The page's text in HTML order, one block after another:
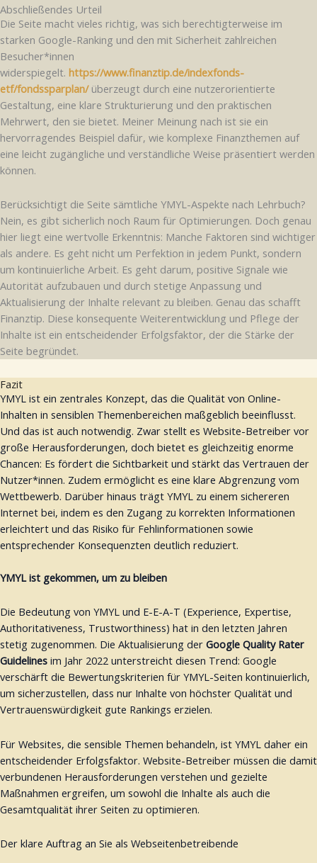
Abschließendes Urteil
Die Seite macht vieles richtig, was sich berechtigterweise im
starken Google-Ranking und den mit Sicherheit zahlreichen
Besucher*innen
widerspiegelt. https://www.finanztip.de/indexfonds-
etf/fondssparplan/überzeugt durch eine nutzerorientierte
Gestaltung, eine klare Strukturierung und den praktischen
Mehrwert, den sie bietet. Meiner Meinung nach ist sie ein
hervorragendes Beispiel dafür, wie komplexe Finanzthemen auf
eine leicht zugängliche und verständliche Weise präsentiert werden
können.
Berücksichtigt die Seite sämtliche YMYL-Aspekte nach Lehrbuch?
Nein, es gibt sicherlich noch Raum für Optimierungen. Doch genau
hier liegt eine wertvolle Erkenntnis: Manche Faktoren sind wichtiger
als andere. Es geht nicht um Perfektion in jedem Punkt, sondern
um kontinuierliche Arbeit. Es geht darum, positive Signale wie
Autorität aufzubauen und durch stetige Anpassung und
Aktualisierung der Inhalte relevant zu bleiben. Genau das schafft
Finanztip. Diese konsequente Weiterentwicklung und Pflege der
Inhalte ist ein entscheidender Erfolgsfaktor, der die Stärke der
Seite begründet.
Fazit
YMYL ist ein zentrales Konzept, das die Qualität von Online-
Inhalten in sensiblen Themenbereichen maßgeblich beeinflusst.
Und das ist auch notwendig. Zwar stellt es Website-Betreiber vor
große Herausforderungen, doch bietet es gleichzeitig enorme
Chancen: Es fördert die Sichtbarkeit und stärkt das Vertrauen der
Nutzer*innen. Zudem ermöglicht es eine klare Abgrenzung vom
Wettbewerb. Darüber hinaus trägt YMYL zu einem sichereren
Internet bei, indem es den Zugang zu korrekten Informationen
erleichtert und das Risiko für Fehlinformationen sowie
entsprechender Konsequenzten deutlich reduziert.
YMYL ist gekommen, um zu bleiben
Die Bedeutung von YMYL und E-E-A-T (Experience, Expertise,
Authoritativeness, Trustworthiness) hat in den letzten Jahren
stetig zugenommen. Die Aktualisierung der Google Quality Rater
Guidelines im Jahr 2022 unterstreicht diesen Trend: Google
verschärft die Bewertungskriterien für YMYL-Seiten kontinuierlich,
um sicherzustellen, dass nur Inhalte von höchster Qualität und
Vertrauenswürdigkeit gute Rankings erzielen.
Für Websites, die sensible Themen behandeln, ist YMYL daher ein
entscheidender Erfolgsfaktor. Website-Betreiber müssen die damit
verbundenen Herausforderungen verstehen und gezielte
Maßnahmen ergreifen, um sowohl die Inhalte als auch die
Gesamtqualität ihrer Seiten zu optimieren.
Der klare Auftrag an Sie als Webseitenbetreibende